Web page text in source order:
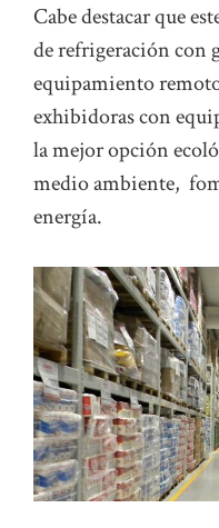
Cabe destacar que
de refrigeración con
equipamiento
exhibidoras con
la mejor opción
medio ambiente,
energía.